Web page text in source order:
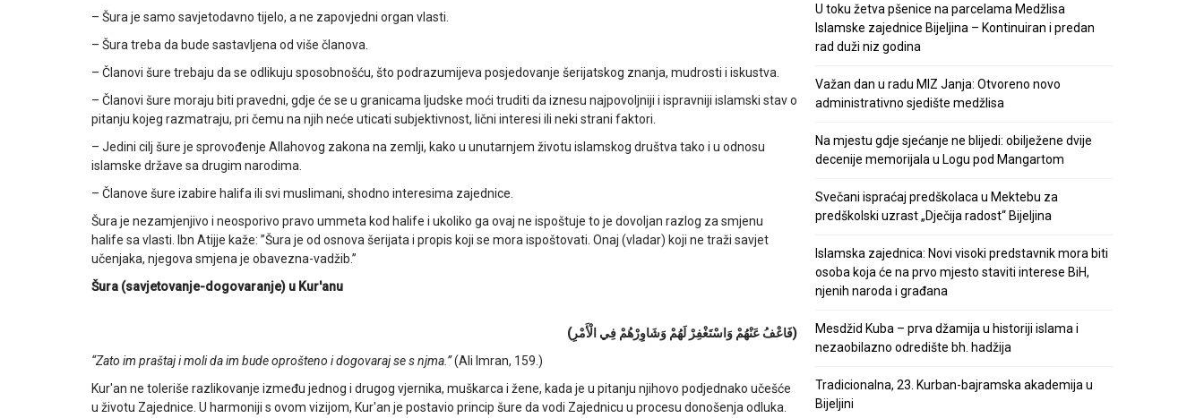
– Šura je samo savjetodavno tijelo, a ne zapovjedni organ vlasti.
– Šura treba da bude sastavljena od više članova.
– Članovi šure trebaju da se odlikuju sposobnošću, što podrazumijeva posjedovanje šerijatskog znanja, mudrosti i iskustva.
– Članovi šure moraju biti pravedni, gdje će se u granicama ljudske moći truditi da iznesu najpovoljniji i ispravniji islamski stav o
pitanju kojeg razmatraju, pri čemu na njih neće uticati subjektivnost, lični interesi ili neki strani faktori.
– Jedini cilj šure je sprovođenje Allahovog zakona na zemlji, kako u unutarnjem životu islamskog društva tako i u odnosu
islamske države sa drugim narodima.
– Članove šure izabire halifa ili svi muslimani, shodno interesima zajednice.
Šura je nezamjenjivo i neosporivo pravo ummeta kod halife i ukoliko ga ovaj ne ispoštuje to je dovoljan razlog za smjenu
halife sa vlasti. Ibn Atijje kaže: ”Šura je od osnova šerijata i propis koji se mora ispoštovati. Onaj (vladar) koji ne traži savjet
učenjaka, njegova smjena je obavezna-vadžib.”
Šura (savjetovanje-dogovaranje) u Kur'anu
)فَاعْفُ عَنْهُمْ وَاسْتَغْفِرْ لَهُمْ وَشَاوِرْهُمْ فِي الْأَمْرِ(
“Zato im praštaj i moli da im bude oprošteno i dogovaraj se s njma.”(Ali Imran, 159.)
Kur'an ne toleriše razlikovanje između jednog i drugog vjernika, muškarca i žene, kada je u pitanju njihovo podjednako učešće
u životu Zajednice. U harmoniji s ovom vizijom, Kur'an je postavio princip šure da vodi Zajednicu u procesu donošenja odluka.
U toku žetva pšenice na parcelama Medžlisa
Islamske zajednice Bijeljina – Kontinuiran i predan
rad duži niz godina
Važan dan u radu MIZ Janja: Otvoreno novo
administrativno sjedište medžlisa
Na mjestu gdje sjećanje ne blijedi: obilježene dvije
decenije memorijala u Logu pod Mangartom
Svečani ispraćaj predškolaca u Mektebu za
predškolski uzrast „Dječija radost“ Bijeljina
Islamska zajednica: Novi visoki predstavnik mora biti
osoba koja će na prvo mjesto staviti interese BiH,
njenih naroda i građana
Mesdžid Kuba – prva džamija u historiji islama i
nezaobilazno odredište bh. hadžija
Tradicionalna, 23. Kurban-bajramska akademija u
Bijeljini